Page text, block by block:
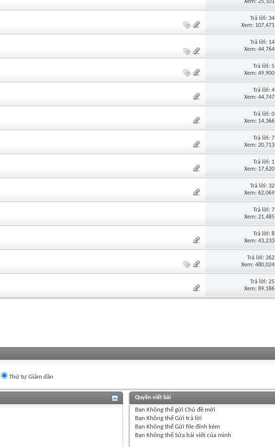
Xem: 25,101
Trả lời: 34
Xem: 107,471
Trả lời: 14
Xem: 44,764
Trả lời: 5
Xem: 49,900
Trả lời: 4
Xem: 44,747
Trả lời: 0
Xem: 14,366
Trả lời: 7
Xem: 20,713
Trả lời: 1
Xem: 17,620
Trả lời: 32
Xem: 62,069
Trả lời: 7
Xem: 21,485
Trả lời: 8
Xem: 43,233
Trả lời: 262
Xem: 480,024
Trả lời: 25
Xem: 89,186
Thứ tự Giảm dần
Quyền viết bài
Bạn Không thểgửi Chủ đề mới
Bạn Không thểGửi trả lời
Bạn Không thểGửi file đính kèm
Bạn Không thểSửa bài viết của mình